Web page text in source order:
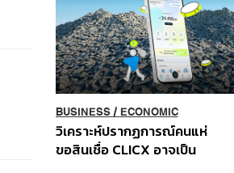
BUSINESS/ ECONOMIC
วิเคราะห์ปรากฏการณ์คนแห่
ขอสินเชื่อ CLICX อาจเป็น